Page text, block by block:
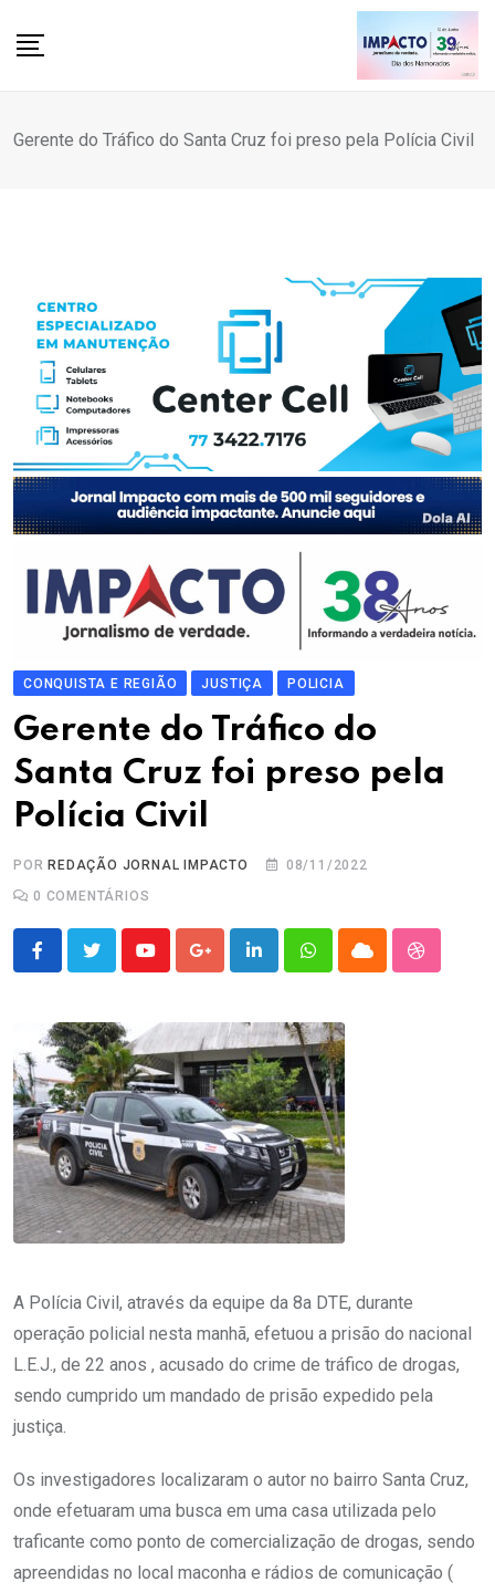
Gerente do Tráfico do Santa Cruz foi preso pela Polícia Civil
CONQUISTA E REGIÃO JUSTIÇA POLICIA
Gerente do Tráfico do
Santa Cruz foi preso pela
Polícia Civil
POR REDAÇÃO JORNAL IMPACTO
08/11/2022
0 COMENTÁRIOS
YoutubeGoogle+LinkedInWhatsappCloud
A Polícia Civil, através da equipe da 8a DTE, durante
operação policial nesta manhã, efetuou a prisão do nacional
L.E.J., de 22 anos , acusado do crime de tráfico de drogas,
sendo cumprido um mandado de prisão expedido pela
justiça.
Os investigadores localizaram o autor no bairro Santa Cruz,
onde efetuaram uma busca em uma casa utilizada pelo
traficante como ponto de comercialização de drogas, sendo
apreendidas no local maconha e rádios de comunicação (